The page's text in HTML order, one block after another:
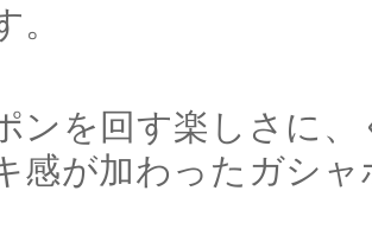
。
ンを回す楽しさに
感が加わったガシ